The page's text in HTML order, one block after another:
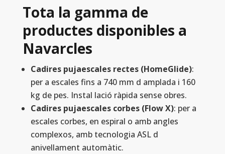
Tota la gamma de
productes disponibles a
Navarcles
Cadires pujaescales rectes (HomeGlide):
per a escales fins a 740 mm d amplada i 160
kg de pes. Instal lació ràpida sense obres.
Cadires pujaescales corbes (Flow X): per a
escales corbes, en espiral o amb angles
complexos, amb tecnologia ASL d
anivellament automàtic.